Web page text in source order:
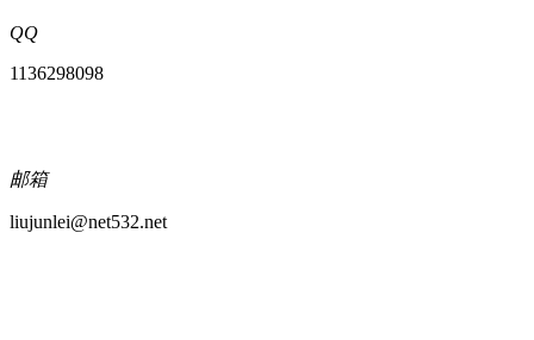
QQ
1136298098
邮箱
liujunlei@net532.net